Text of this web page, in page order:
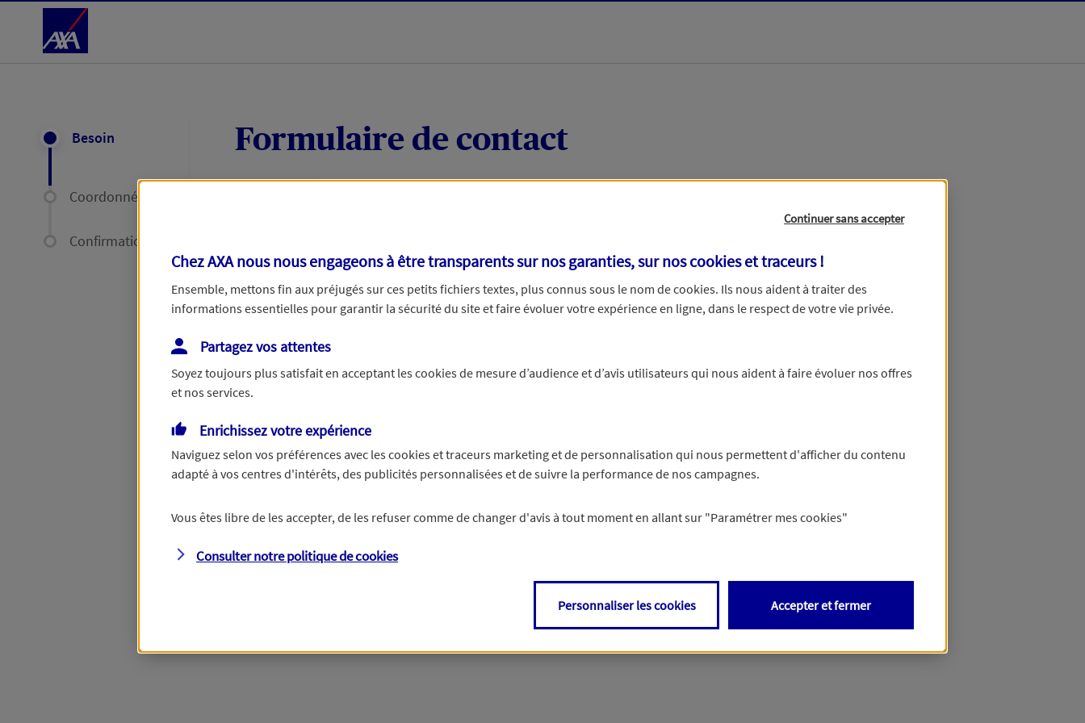
Accéder au Contenu
Besoin
Coordonnées
Confirmation
Formulaire de contact
Votre message :
Vous disposez de droits sur les informations vous concernant. Pour plus d’informations,
Continuer sans accepter
Chez AXA nous nous engageons à être transparents sur nos garanties, sur noscookies et traceurs!
Ensemble, mettons fin aux préjugés sur ces petits fichiers textes, plus connus sous le nom decookies. Ils nous aident à traiter des
informations essentielles pour garantir la sécurité du site et faire évoluer votre expérience en ligne, dans le respect de votre vie privée.
Partagez vos attentes
Soyez toujours plus satisfait en acceptant les cookies de mesure d’audience et d’avis utilisateurs qui nous aident à faire évoluer nos offres
et nos services.
Enrichissez votre expérience
Naviguez selon vos préférences avec les cookies et traceurs marketing et de personnalisation qui nous permettent d'afficher du contenu
adapté à vos centres d'intérêts, des publicités personnalisées et de suivre la performance de nos campagnes.
Vous êtes libre de les accepter, de les refuser comme de changer d'avis à tout moment en allant sur "Paramétrer mes cookies"
Consulter notre politique decookies
Personnaliser les cookies Accepter et fermer